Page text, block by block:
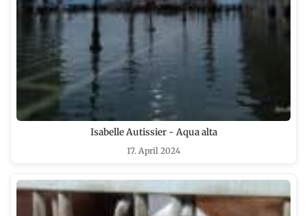
Isabelle Autissier - Aqua alta
17. April 2024